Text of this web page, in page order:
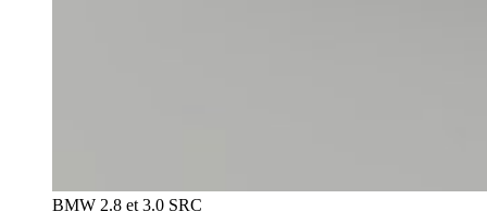
BMW 2.8 et 3.0 SRC